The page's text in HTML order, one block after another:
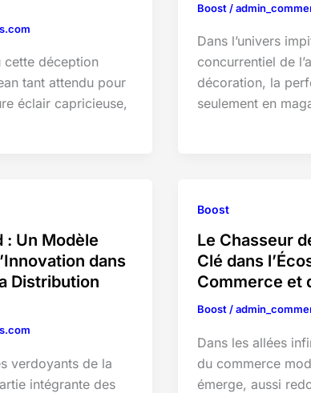
cette déception
tant attendu pour
éclair capricieuse,
Boost/
Dans l’univers
concurrentiel de
décoration, la
seulement en
: Un Modèle
dans
Distribution
verdoyants de la
intégrante des
Boost
Le Chasseur
Clé dans
Commerce et
Boost/
Dans les allées
du commerce
émerge, aussi